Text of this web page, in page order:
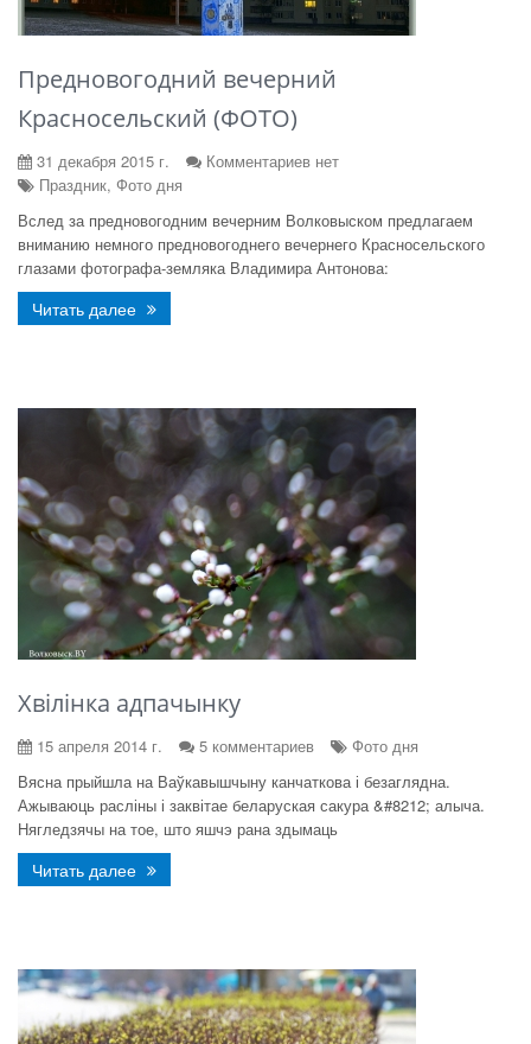
Предновогодний вечерний
Красносельский (ФОТО)
31 декабря 2015 г.
Комментариев нет
Праздник, Фото дня
Вслед за предновогодним вечерним Волковыском предлагаем
вниманию немного предновогоднего вечернего Красносельского
глазами фотографа-земляка Владимира Антонова:
Читать далее
Хвілінка адпачынку
15 апреля 2014 г. 5 комментариев
Фото дня
Вясна прыйшла на Ваўкавышчыну канчаткова і безаглядна.
Ажываюць расліны і заквітае беларуская сакура &#8212; алыча.
Нягледзячы на тое, што яшчэ рана здымаць
Читать далее